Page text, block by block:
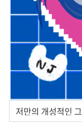
저만의 개성적인